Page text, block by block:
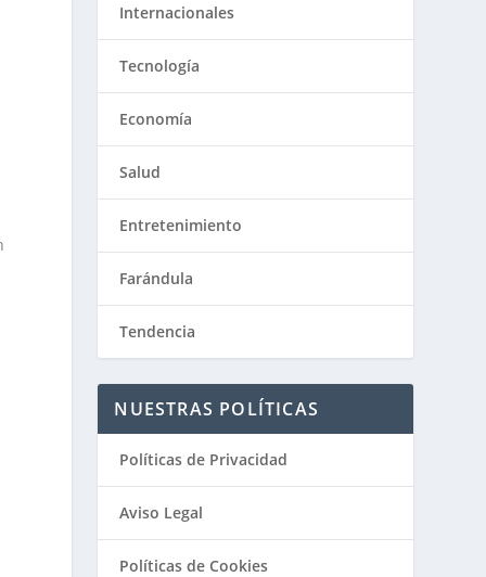
Internacionales
Tecnología
Economía
Salud
Entretenimiento
Farándula
Tendencia
NUESTRAS POLÍTICAS
Políticas de Privacidad
Aviso Legal
Políticas de Cookies